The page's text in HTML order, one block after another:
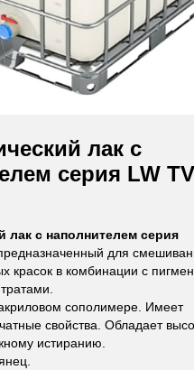
лак с
серия LW
лак с наполнителем серия
предназначенный для
красок в комбинации с
сополимере. Имеет
свойства. Обладает
истиранию.